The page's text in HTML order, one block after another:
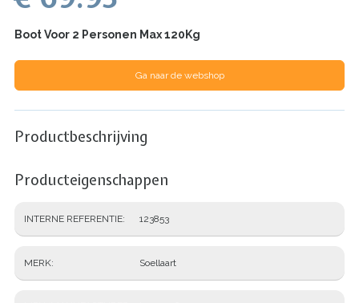
Boot Voor 2 Personen Max 120Kg
Ga naar de webshop
Productbeschrijving
Producteigenschappen
INTERNE REFERENTIE 123853
MERK Soellaart